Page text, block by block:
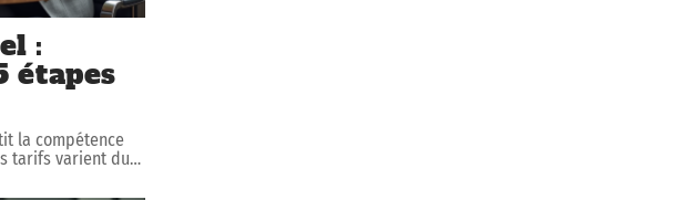
:
étapes
la compétence
tarifs varient du…